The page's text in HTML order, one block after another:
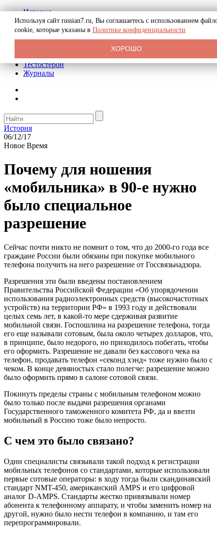
История
Биография
Криминал
Реклама на сайте
Тестостерон
Журналы
История
06/12/17
Новое Время
Почему для ношения
«мобильника» в 90-е нужно
было специальное
разрешение
Сейчас почти никто не помнит о том, что до 2000-го года все
граждане России были обязаны при покупке мобильного
телефона получить на него разрешение от Госсвязьнадзора.
Разрешения эти были введены постановлением
Правительства Российской Федерации «Об упорядочении
использования радиоэлектронных средств (высокочастотных
устройств) на территории РФ» в 1993 году и действовали
целых семь лет, в какой-то мере сдерживая развитие
мобильной связи. Госпошлина на разрешение телефона, тогда
его еще называли сотовым, была около четырех долларов, что,
в принципе, было недорого, но приходилось побегать, чтобы
его оформить. Разрешение не давали без кассового чека на
телефон, продавать телефон «секонд хэнд» тоже нужно было с
чеком. В конце девяностых стало полегче: разрешение можно
было оформить прямо в салоне сотовой связи.
Покинуть пределы страны с мобильным телефоном можно
было только после выдачи разрешения органами
Государственного таможенного комитета РФ, да и ввезти
мобильный в Россию тоже было непросто.
С чем это было связано?
Одни специалисты связывали такой подход к регистрации
мобильных телефонов со стандартами, которые использовали
первые сотовые операторы: в ходу тогда были скандинавский
стандарт NMT-450, американский AMPS и его цифровой
аналог D-AMPS. Стандарты жестко привязывали номер
абонента к телефонному аппарату, и чтобы заменить номер на
другой, нужно было нести телефон в компанию, и там его
перепрограммировали.
Используя сайт russian7.ru, Вы соглашаетесь с использованием
cookie, которые указаны в Политике конфиденциальности
ХОРОШО